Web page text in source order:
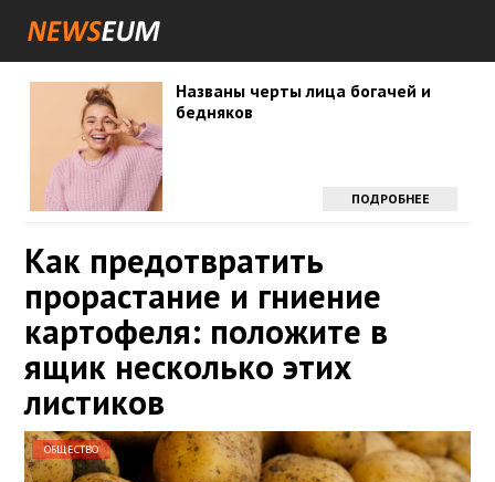
Названы черты лица богачей и
бедняков
ПОДРОБНЕЕ
Как предотвратить
прорастание и гниение
картофеля: положите в
ящик несколько этих
листиков
ОБЩЕСТВО